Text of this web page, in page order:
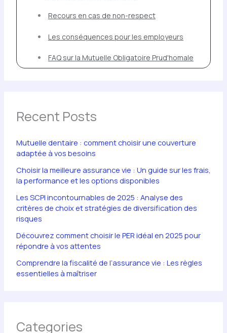
Recours en cas de non-respect
Les conséquences pour les employeurs
FAQ sur la Mutuelle Obligatoire Prud'homale
Recent Posts
Mutuelle dentaire : comment choisir une couverture
adaptée à vos besoins
Choisir la meilleure assurance vie : Un guide sur les frais,
la performance et les options disponibles
Les SCPI incontournables de 2025 : Analyse des
critères de choix et stratégies de diversification des
risques
Découvrez comment choisir le PER idéal en 2025 pour
répondre à vos attentes
Comprendre la fiscalité de l’assurance vie : Les règles
essentielles à maîtriser
Categories